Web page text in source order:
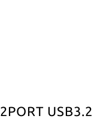
2PORT USB3.2